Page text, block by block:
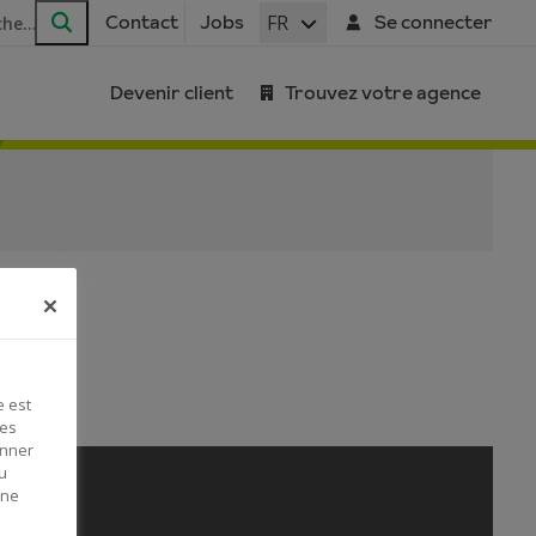
Rechercher
Contact Jobs FR Se connecter
Devenir client Trouvez votre agence
est